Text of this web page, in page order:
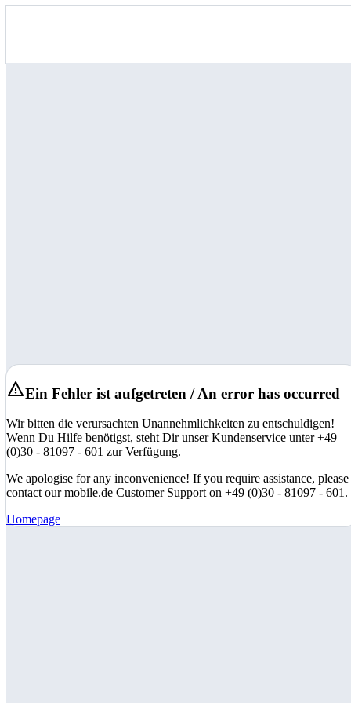
Ein Fehler ist aufgetreten / An error has occurred
Wir bitten die verursachten Unannehmlichkeiten zu entschuldigen!
Wenn Du Hilfe benötigst, steht Dir unser Kundenservice unter +49
(0)30 - 81097 - 601 zur Verfügung.
We apologise for any inconvenience! If you require assistance, please
contact our mobile.de Customer Support on +49 (0)30 - 81097 - 601.
Homepage